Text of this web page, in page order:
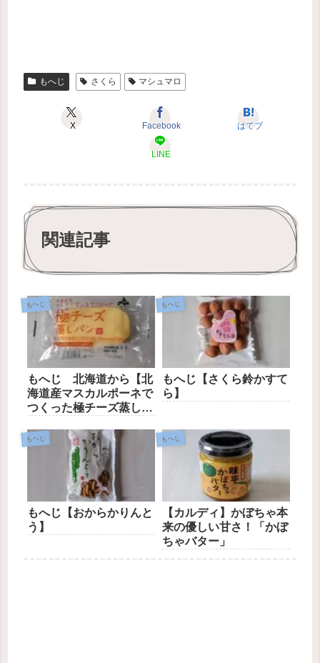
もへじ さくら マシュマロ
X Facebook はてブ
LINE
関連記事
もへじ
もへじ 北海道から【北
海道産マスカルポーネで
つくった極チーズ蒸しパ
もへじ
もへじ【さくら鈴かすて
ら】
もへじ
もへじ【おからかりんと
う】
もへじ
【カルディ】かぼちゃ本
来の優しい甘さ！「かぼ
ちゃバター」